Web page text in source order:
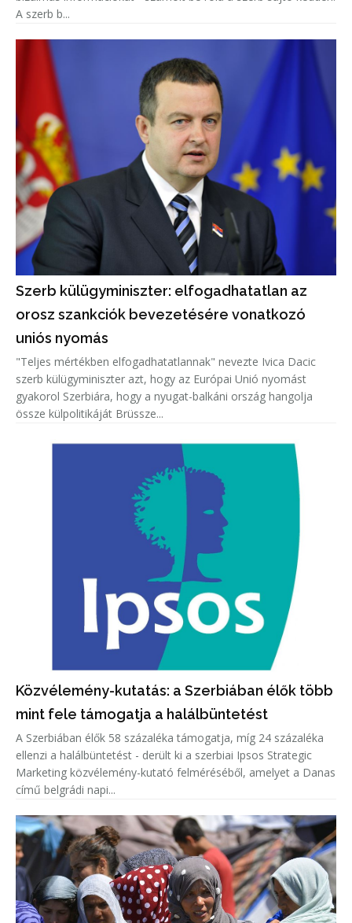
A szerb b...
Szerb külügyminiszter: elfogadhatatlan az
orosz szankciók bevezetésére vonatkozó
uniós nyomás
"Teljes mértékben elfogadhatatlannak" nevezte Ivica Dacic
szerb külügyminiszter azt, hogy az Európai Unió nyomást
gyakorol Szerbiára, hogy a nyugat-balkáni ország hangolja
össze külpolitikáját Brüssze...
Közvélemény-kutatás: a Szerbiában élők több
mint fele támogatja a halálbüntetést
A Szerbiában élők 58 százaléka támogatja, míg 24 százaléka
ellenzi a halálbüntetést - derült ki a szerbiai Ipsos Strategic
Marketing közvélemény-kutató felméréséből, amelyet a Danas
című belgrádi napi...